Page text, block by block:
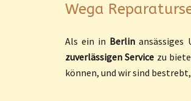
Wega
Als ein in Berlin ansässiges
zuverlässigen Service zu
können, und wir sind